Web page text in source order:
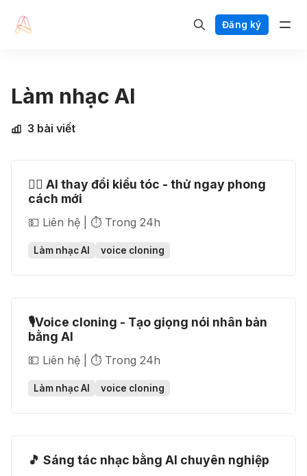
Đăng ký
Làm nhạc AI
3 bài viết
💇‍♀️ AI thay đổi kiểu tóc - thử ngay phong
cách mới
💵 Liên hệ | ⏱️ Trong 24h
Làm nhạc AI voice cloning
🎙️Voice cloning - Tạo giọng nói nhân bản
bằng AI
💵 Liên hệ | ⏱️ Trong 24h
Làm nhạc AI voice cloning
🎵 Sáng tác nhạc bằng AI chuyên nghiệp